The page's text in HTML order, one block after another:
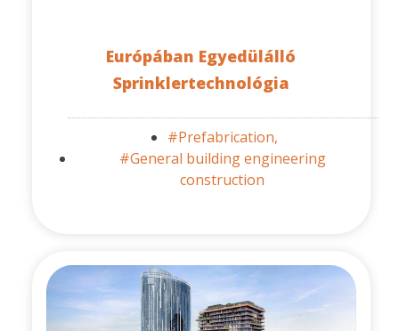
Európában Egyedülálló
Sprinklertechnológia
#Prefabrication,
#General building engineering
construction